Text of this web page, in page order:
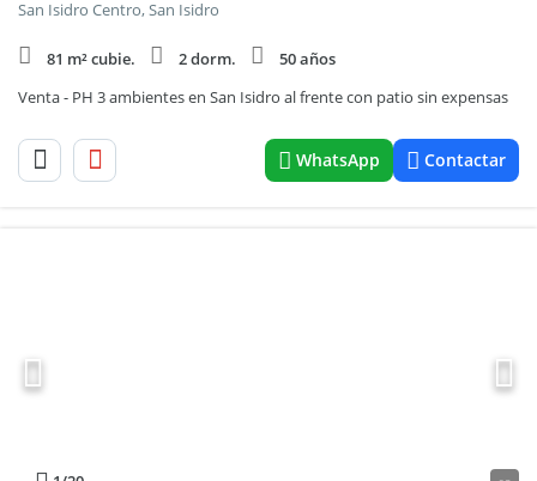
San Isidro Centro, San Isidro
81 m² cubie. 2 dorm.
50 años
Venta - PH 3 ambientes en San Isidro al frente con patio sin expensas
WhatsApp Contactar